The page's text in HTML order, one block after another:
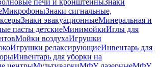
печи и кронштейныЗнаки
МикрофоныЗнаки сигнальные,
Знаки эвакуационныеМинеральная и
пасты детскиеМинимойкиИглы для
Мойки воздухаИгрушки
Игрушки релаксирующиеИнвентарь для
Инвентарь для уборки на